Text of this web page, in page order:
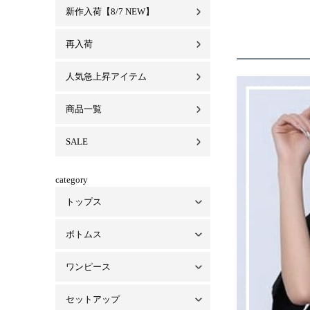
新作入荷【8/7 NEW】
再入荷
人気急上昇アイテム
商品一覧
SALE
category
トップス
トップス一覧
ベアトップ・インナー
シャツ/ブラウス
パーカー
ボトムス
ボトムス一覧
パンツ
スカート
デニム
ワンピース
ワンピース一覧
ミニワンピ
ロングワンピ
オールインワン
セットアップ